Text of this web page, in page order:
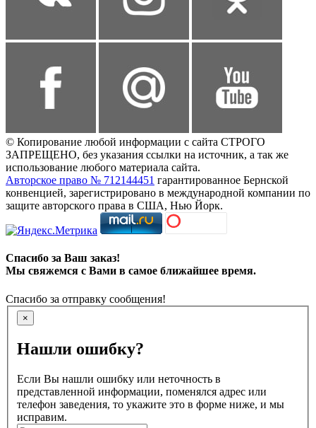
© Копирование любой информации с сайта СТРОГО
ЗАПРЕЩЕНО, без указания ссылки на источник, а так же
использование любого материала сайта.
Авторское право № 712144451 гарантированное Бернской
конвенцией, зарегистрировано в международной компании по
защите авторского права в США, Нью Йорк.
Спасибо за Ваш заказ!
Мы свяжемся с Вами в самое ближайшее время.
Спасибо за отправку сообщения!
×
Нашли ошибку?
Если Вы нашли ошибку или неточность в
представленной информации, поменялся адрес или
телефон заведения, то укажите это в форме ниже, и мы
исправим.